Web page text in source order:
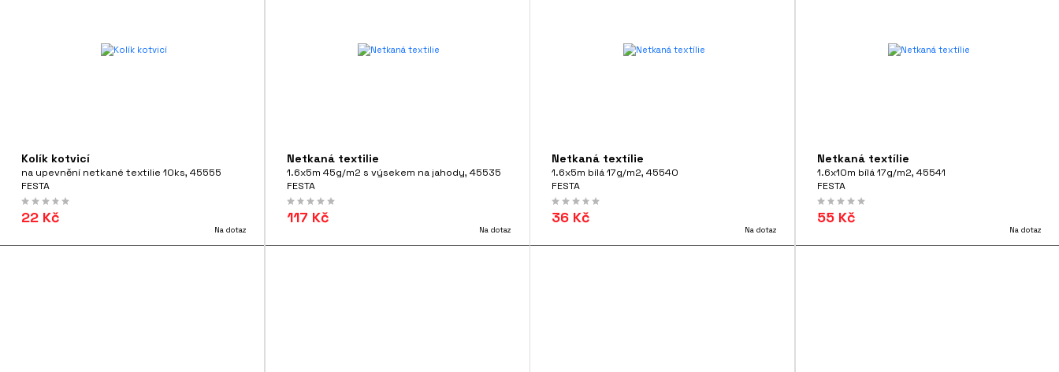
Kolík kotvicí
na upevnění netkané textilie 10ks, 45555
FESTA
22 Kč
Na dotaz
Netkaná textilie
1.6x5m 45g/m2 s výsekem na jahody, 45535
FESTA
117 Kč
Na dotaz
Netkaná textílie
1.6x5m bílá 17g/m2, 45540
FESTA
36 Kč
Na dotaz
Netkaná textílie
1.6x10m bílá 17g/m2, 45541
FESTA
55 Kč
Na dotaz